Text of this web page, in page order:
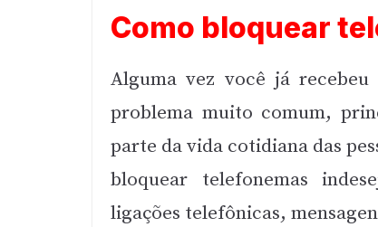
Como bloquear
Alguma vez você já
problema muito comum,
parte da vida cotidiana das
bloquear telefonemas
ligações telefônicas,